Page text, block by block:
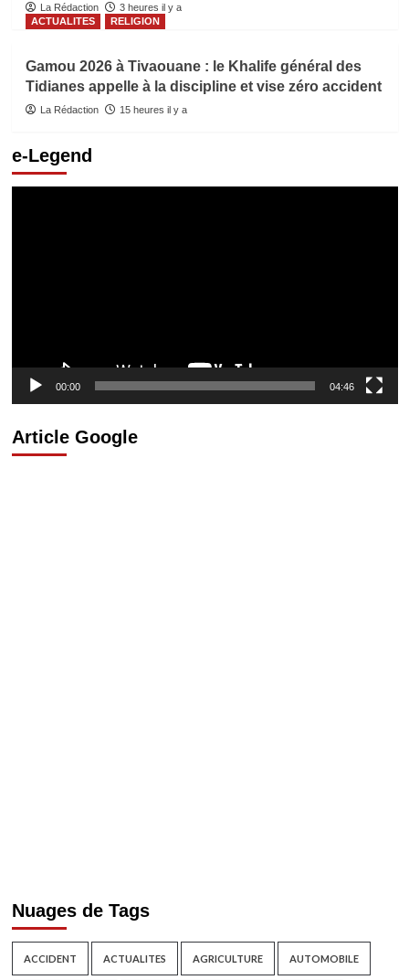
La Rédaction
3 heures il y a
ACTUALITES
RELIGION
Gamou 2026 à Tivaouane : le Khalife général des
Tidianes appelle à la discipline et vise zéro accident
La Rédaction 15 heures il y a
e-Legend
00:00 04:46
Article Google
Nuages de Tags
ACCIDENT ACTUALITES AGRICULTURE AUTOMOBILE